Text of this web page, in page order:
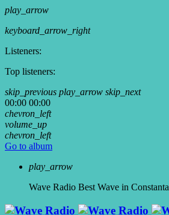
play_arrow
keyboard_arrow_right
Listeners:
Top listeners:
skip_previous play_arrow skip_next
00:00 00:00
chevron_left
volume_up
chevron_left
Go to album
play_arrow
Wave Radio Best Wave in Constanta